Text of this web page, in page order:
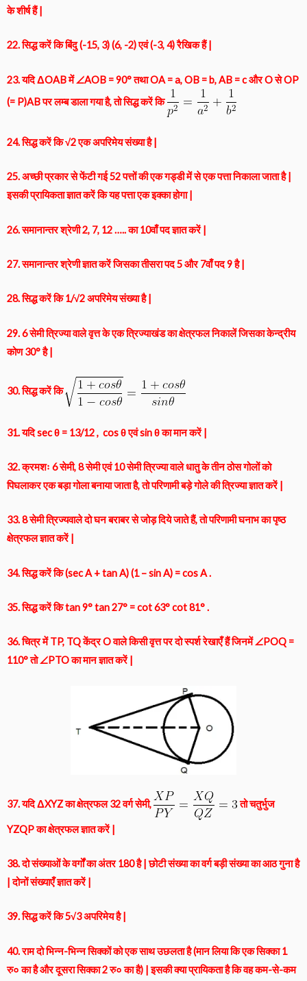
के शीर्ष हैं |
22. सिद्ध करें कि बिंदु (-15, 3) (6, -2) एवं (-3, 4) रैखिक हैं |
23. यदि ΔOAB में ∠AOB = 90° तथा OA = a, OB = b, AB = c और O से OP
(= P)AB पर लम्ब डाला गया है, तो सिद्ध करें कि
24. सिद्ध करें कि √2 एक अपरिमेय संख्या है |
25. अच्छी प्रकार से फेंटी गई 52 पत्तों की एक गड्डी में से एक पत्ता निकाला जाता है |
इसकी प्रायिकता ज्ञात करें कि यह पत्ता एक इक्का होगा |
26. समानान्तर श्रेणी 2, 7, 12 ….. का 10वाँ पद ज्ञात करें |
27. समानान्तर श्रेणी ज्ञात करें जिसका तीसरा पद 5 और 7वाँ पद 9 है |
28. सिद्ध करें कि 1/√2 अपरिमेय संख्या है |
29. 6 सेमी त्रिज्या वाले वृत्त के एक त्रिज्याखंड का क्षेत्रफल निकालें जिसका केन्द्रीय
कोण 30° है |
30. सिद्ध करें कि
31. यदि sec θ = 13/12 , cos θ एवं sin θ का मान करें |
32. क्रमशः 6 सेमी, 8 सेमी एवं 10 सेमी त्रिज्या वाले धातु के तीन ठोस गोलों को
पिघलाकर एक बड़ा गोला बनाया जाता है, तो परिणामी बड़े गोले की त्रिज्या ज्ञात करें |
33. 8 सेमी त्रिज्यवाले दो घन बराबर से जोड़ दिये जाते हैं, तो परिणामी घनाभ का पृष्ठ
क्षेत्रफल ज्ञात करें |
34. सिद्ध करें कि (sec A + tan A) (1 – sin A) = cos A .
35. सिद्ध करें कि tan 9° tan 27° = cot 63° cot 81° .
36. चित्र में TP, TQ केंद्र O वाले किसी वृत्त पर दो स्पर्श रेखाएँ हैं जिनमें ∠POQ =
110° तो ∠PTO का मान ज्ञात करें |
37. यदि ΔXYZ का क्षेत्रफल 32 वर्ग सेमी, तो चतुर्भुज
YZQP का क्षेत्रफल ज्ञात करें |
38. दो संख्याओं के वर्गों का अंतर 180 है | छोटी संख्या का वर्ग बड़ी संख्या का आठ गुना है
| दोनों संख्याएँ ज्ञात करें |
39. सिद्ध करें कि 5√3 अपरिमेय है |
40. राम दो भिन्न-भिन्न सिक्कों को एक साथ उछलता है (मान लिया कि एक सिक्का 1
रु० का है और दूसरा सिक्का 2 रु० का है) | इसकी क्या प्रायिकता है कि वह कम-से-कम